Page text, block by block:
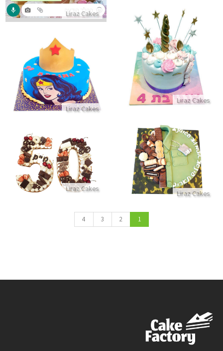
Liraz Cakes
Liraz Cakes
עוגה של חד קרן
התקשר/י
Liraz Cakes
עוגת וונדר וומן לאשה מדהימה
התקשר/י
Liraz Cakes
עוגת שחרור עם מלא שוקולדים
התקשר/י
Liraz Cakes
עוגת מספרים ושוקולדים
התקשר/י
1
2
3
4